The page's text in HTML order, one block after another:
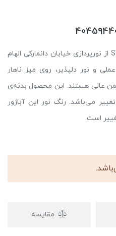
شکل سری آباژورهای SVARTNORA از نورپردازی خیابان دانمارکی الهام
و نور دلپذیر، روی میز ناهار
عالی هستند. این محصول بدنه‌ی
می‌باشد. رنگ نور این آباژور
است.
مقایسه